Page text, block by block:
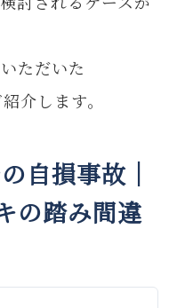
ただいた
介します。
自損事故｜
の踏み間違